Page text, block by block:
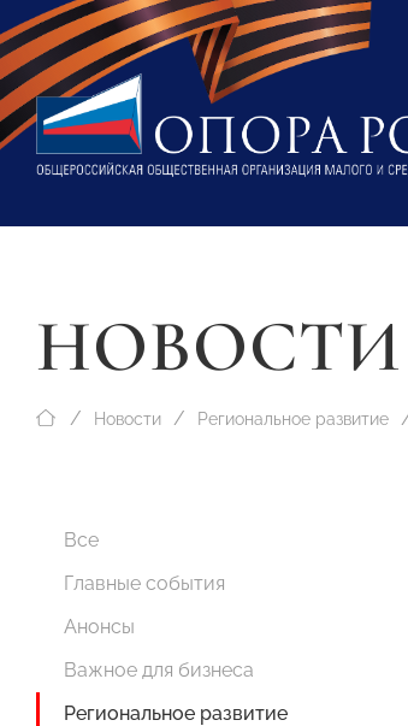
НОВОСТИ
Новости Региональное развитие
Все
Главные события
Анонсы
Важное для бизнеса
Региональное развитие